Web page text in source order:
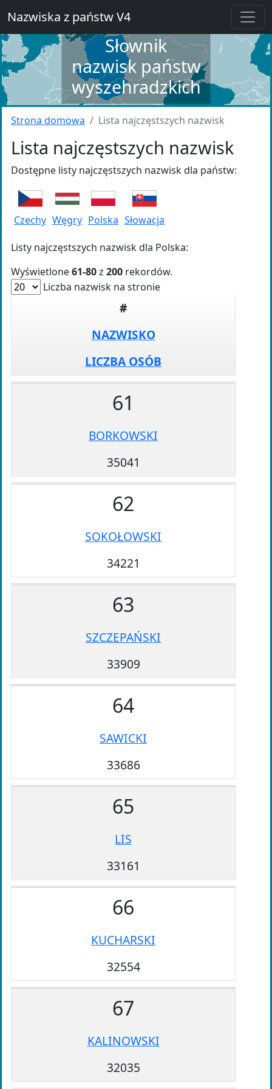
Nazwiska z państw V4
Słownik
nazwisk państw
wyszehradzkich
Strona domowa Lista najczęstszych nazwisk
Lista najczęstszych nazwisk
Dostępne listy najczęstszych nazwisk dla państw:
Czechy Węgry Polska Słowacja
Listy najczęstszych nazwisk dla Polska:
Wyświetlone61-80z 200 rekordów.
Liczba nazwisk na stronie
#
NAZWISKO
LICZBA OSÓB
61
BORKOWSKI
35041
62
SOKOŁOWSKI
34221
63
SZCZEPAŃSKI
33909
64
SAWICKI
33686
65
LIS
33161
66
KUCHARSKI
32554
67
KALINOWSKI
32035